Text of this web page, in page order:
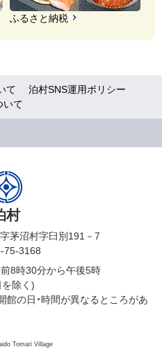
ふるさと納税
て
泊村SNS運用ポリシー
いて
村
茅沼村字臼別191－7
75-3168
8時30分から午後5時
を除く)
館の日・時間が異なるところがあ
Tomari Village